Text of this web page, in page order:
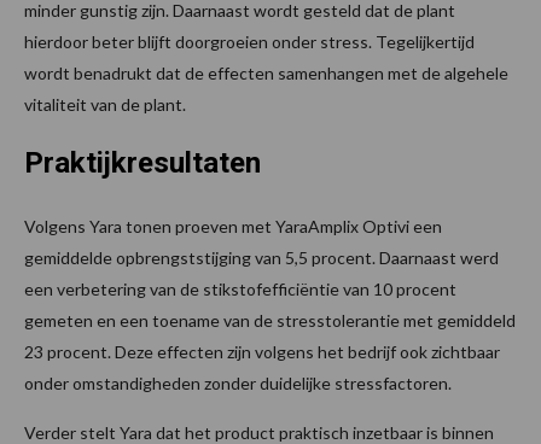
minder gunstig zijn. Daarnaast wordt gesteld dat de plant
hierdoor beter blijft doorgroeien onder stress. Tegelijkertijd
wordt benadrukt dat de effecten samenhangen met de algehele
vitaliteit van de plant.
Praktijkresultaten
Volgens Yara tonen proeven met YaraAmplix Optivi een
gemiddelde opbrengststijging van 5,5 procent. Daarnaast werd
een verbetering van de stikstofefficiëntie van 10 procent
gemeten en een toename van de stresstolerantie met gemiddeld
23 procent. Deze effecten zijn volgens het bedrijf ook zichtbaar
onder omstandigheden zonder duidelijke stressfactoren.
Verder stelt Yara dat het product praktisch inzetbaar is binnen